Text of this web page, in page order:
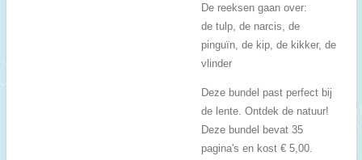
De reeksen gaan over:
de tulp, de narcis, de
pinguïn, de kip, de kikker, de
vlinder
Deze bundel past perfect bij
de lente. Ontdek de natuur!
Deze bundel bevat 35
pagina's en kost € 5,00.